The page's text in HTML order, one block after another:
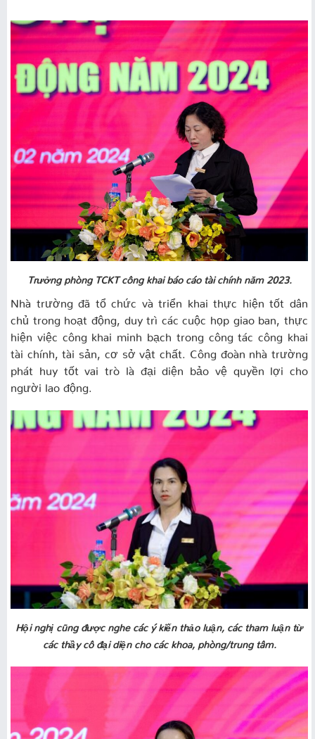
Trưởng phòng TCKT công khai báo cáo tài chính năm 2023.
Nhà trường đã tổ chức và triển khai thực hiện tốt dân
chủ trong hoạt động, duy trì các cuộc họp giao ban, thực
hiện việc công khai minh bạch trong công tác công khai
tài chính, tài sản, cơ sở vật chất. Công đoàn nhà trường
phát huy tốt vai trò là đại diện bảo vệ quyền lợi cho
người lao động.
Hội nghị cũng được nghe các ý kiến thảo luận, các tham luận từ
các thầy cô đại diện cho các khoa, phòng/trung tâm.